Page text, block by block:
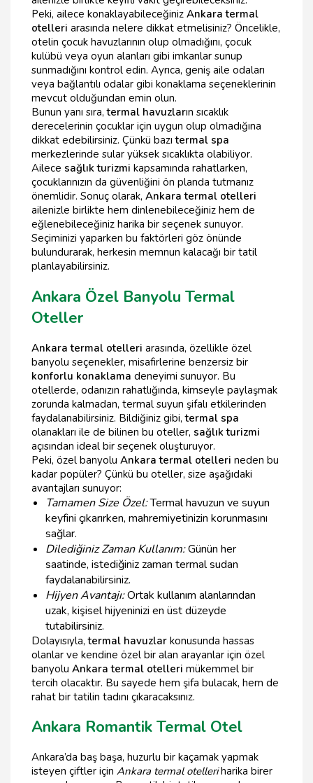
Peki, ailece konaklayabileceğiniz Ankara termal
otelleri arasında nelere dikkat etmelisiniz? Öncelikle,
otelin çocuk havuzlarının olup olmadığını, çocuk
kulübü veya oyun alanları gibi imkanlar sunup
sunmadığını kontrol edin. Ayrıca, geniş aile odaları
veya bağlantılı odalar gibi konaklama seçeneklerinin
mevcut olduğundan emin olun.
Bunun yanı sıra,termal havuzların sıcaklık
derecelerinin çocuklar için uygun olup olmadığına
dikkat edebilirsiniz. Çünkü bazıtermal spa
merkezlerinde sular yüksek sıcaklıkta olabiliyor.
Ailece sağlık turizmi kapsamında rahatlarken,
çocuklarınızın da güvenliğini ön planda tutmanız
önemlidir. Sonuç olarak, Ankara termal otelleri
ailenizle birlikte hem dinlenebileceğiniz hem de
eğlenebileceğiniz harika bir seçenek sunuyor.
Seçiminizi yaparken bu faktörleri göz önünde
bulundurarak, herkesin memnun kalacağı bir tatil
planlayabilirsiniz.
Ankara Özel Banyolu Termal
Oteller
Ankara termal otelleri arasında, özellikle özel
banyolu seçenekler, misafirlerine benzersiz bir
konforlu konaklama deneyimi sunuyor. Bu
otellerde, odanızın rahatlığında, kimseyle paylaşmak
zorunda kalmadan, termal suyun şifalı etkilerinden
faydalanabilirsiniz. Bildiğiniz gibi,termal spa
olanakları ile de bilinen bu oteller, sağlık turizmi
açısından ideal bir seçenek oluşturuyor.
Peki, özel banyolu Ankara termal otelleri neden bu
kadar popüler? Çünkü bu oteller, size aşağıdaki
avantajları sunuyor:
Tamamen Size Özel:Termal havuzun ve suyun
keyfini çıkarırken, mahremiyetinizin korunmasını
sağlar.
Dilediğiniz Zaman Kullanım:Günün her
saatinde, istediğiniz zaman termal sudan
faydalanabilirsiniz.
Hijyen Avantajı:Ortak kullanım alanlarından
uzak, kişisel hijyeninizi en üst düzeyde
tutabilirsiniz.
Dolayısıyla,termal havuzlar konusunda hassas
olanlar ve kendine özel bir alan arayanlar için özel
banyolu Ankara termal otelleri mükemmel bir
tercih olacaktır. Bu sayede hem şifa bulacak, hem de
rahat bir tatilin tadını çıkaracaksınız.
Ankara Romantik Termal Otel
Ankara’da baş başa, huzurlu bir kaçamak yapmak
isteyen çiftler için Ankara termal otelleriharika birer